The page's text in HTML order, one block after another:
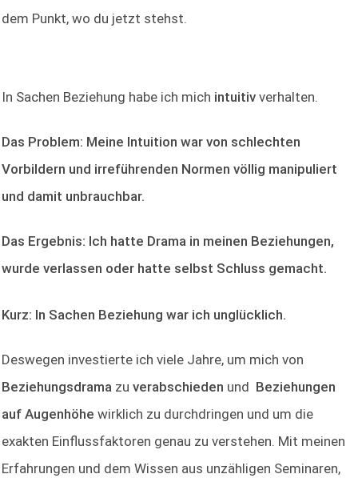
dem Punkt, wo du jetzt stehst.
In Sachen Beziehung habe ich mich intuitiv verhalten.
Das Problem: Meine Intuition war von schlechten
Vorbildern und irreführenden Normen völlig manipuliert
und damit unbrauchbar.
Das Ergebnis: Ich hatte Drama in meinen Beziehungen,
wurde verlassen oder hatte selbst Schluss gemacht.
Kurz: In Sachen Beziehung war ich unglücklich.
Deswegen investierte ich viele Jahre, um mich von
Beziehungsdrama zu verabschieden und Beziehungen
auf Augenhöhe wirklich zu durchdringen und um die
exakten Einflussfaktoren genau zu verstehen. Mit meinen
Erfahrungen und dem Wissen aus unzähligen Seminaren,